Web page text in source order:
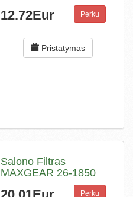
12.72Eur Perku
Pristatymas
Salono Filtras
MAXGEAR 26-1850
Perku